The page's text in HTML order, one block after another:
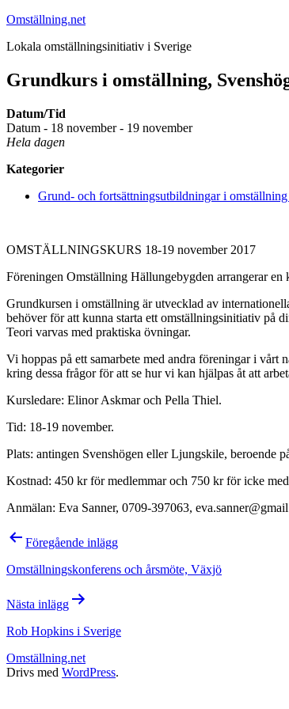
Hoppa
innehåll
Omställning.net
Lokala omställningsinitiativ i Sverige
Grundkurs i omställning,
Datum/Tid
Datum - 18 november - 19 november
Hela dagen
Kategorier
Grund- och fortsättningsutbildningar i
OMSTÄLLNINGSKURS 18-19 november 2017
Föreningen Omställning Hällungebygden arrangerar
Grundkursen i omställning är utvecklad av
behöver för att kunna starta ett omställningsinitiativ på
Teori varvas med praktiska övningar.
Vi hoppas på ett samarbete med andra föreningar i vårt
kring dessa frågor för att se hur vi kan hjälpas åt att
Kursledare: Elinor Askmar och Pella Thiel.
Tid: 18-19 november.
Plats: antingen Svenshögen eller Ljungskile, beroende
Kostnad: 450 kr för medlemmar och 750 kr för icke
Anmälan: Eva Sanner, 0709-397063,
Inläggsnavigering
Föregående inlägg
Omställningskonferens och årsmöte, Växjö
Nästa inlägg
Rob Hopkins i Sverige
Omställning.net
Drivs med WordPress.